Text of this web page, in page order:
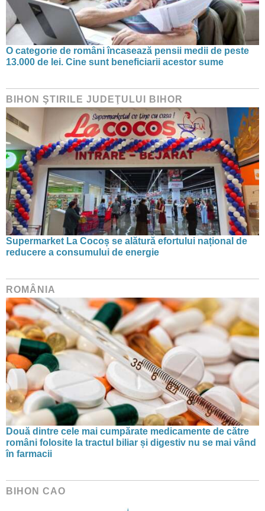
O categorie de români încasează pensii medii de peste
13.000 de lei. Cine sunt beneficiarii acestor sume
BIHON ŞTIRILE JUDEŢULUI BIHOR
Supermarket La Cocoș se alătură efortului național de
reducere a consumului de energie
ROMÂNIA
Două dintre cele mai cumpărate medicamente de către
români folosite la tractul biliar și digestiv nu se mai vând
în farmacii
BIHON CAO